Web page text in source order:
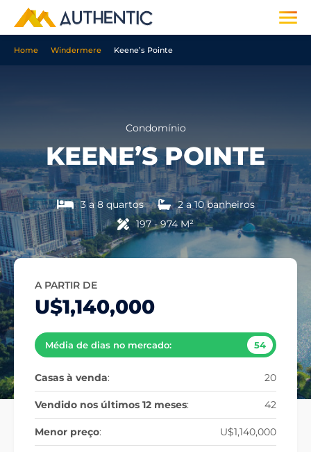
Home Windermere Keene’s Pointe
Condomínio
KEENE’S POINTE
3 a 8 quartos
2 a 10 banheiros
197 - 974 M²
A PARTIR DE
U$1,140,000
Média de dias no mercado: 54
Casas à venda: 20
Vendido nos últimos 12 meses: 42
Menor preço: U$1,140,000